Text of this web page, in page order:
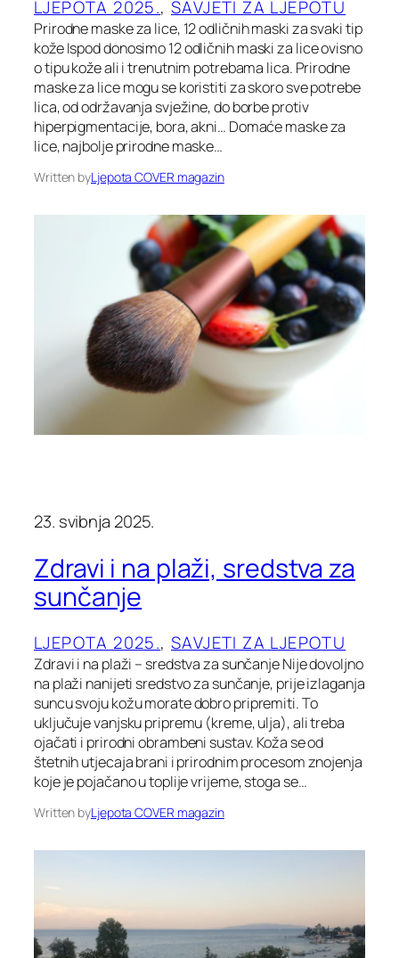
LJEPOTA 2025., SAVJETI ZA LJEPOTU
Prirodne maske za lice, 12 odličnih maski za svaki tip
kože Ispod donosimo 12 odličnih maski za lice ovisno
o tipu kože ali i trenutnim potrebama lica. Prirodne
maske za lice mogu se koristiti za skoro sve potrebe
lica, od održavanja svježine, do borbe protiv
hiperpigmentacije, bora, akni… Domaće maske za
lice, najbolje prirodne maske…
Written byLjepota COVER magazin
23. svibnja 2025.
Zdravi i na plaži, sredstva za
sunčanje
LJEPOTA 2025., SAVJETI ZA LJEPOTU
Zdravi i na plaži – sredstva za sunčanje Nije dovoljno
na plaži nanijeti sredstvo za sunčanje, prije izlaganja
suncu svoju kožu morate dobro pripremiti. To
uključuje vanjsku pripremu (kreme, ulja), ali treba
ojačati i prirodni obrambeni sustav. Koža se od
štetnih utjecaja brani i prirodnim procesom znojenja
koje je pojačano u toplije vrijeme, stoga se…
Written byLjepota COVER magazin